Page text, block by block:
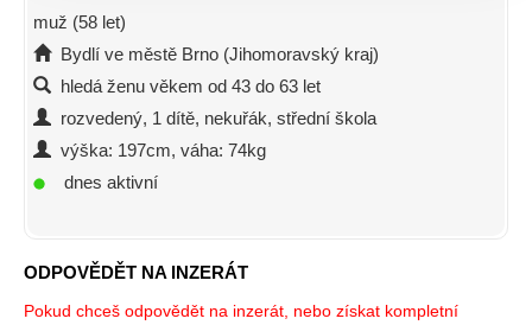
muž (58 let)
Bydlí ve městě Brno (Jihomoravský kraj)
hledá ženu věkem od 43 do 63 let
rozvedený, 1 dítě, nekuřák, střední škola
výška: 197cm, váha: 74kg
dnes aktivní
ODPOVĚDĚT NA INZERÁT
Pokud chceš odpovědět na inzerát, nebo získat kompletní